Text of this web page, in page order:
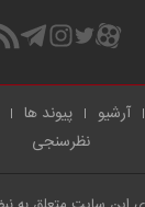
آرشیو پیوند ها
نظرسنجی